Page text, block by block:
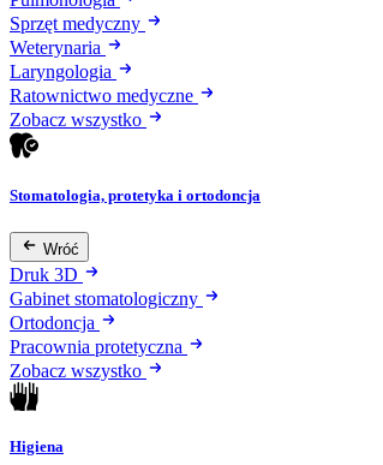
Sprzęt medyczny
Weterynaria
Laryngologia
Ratownictwo medyczne
Zobacz wszystko
Stomatologia, protetyka i ortodoncja
Wróć
Druk 3D
Gabinet stomatologiczny
Ortodoncja
Pracownia protetyczna
Zobacz wszystko
Higiena